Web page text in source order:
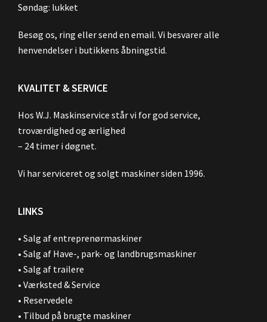
Søndag: lukket
Besøg os, ring eller send en email. Vi besvarer alle
henvendelser i butikkens åbningstid.
KVALITET & SERVICE
Hos W.J. Maskinservice står vi for god service,
troværdighed og ærlighed
– 24 timer i døgnet.
Vi har serviceret og solgt maskiner siden 1996.
LINKS
• Salg af entreprenørmaskiner
• Salg af Have-, park- og landbrugsmaskiner
• Salg af trailere
• Værksted & Service
• Reservedele
• Tilbud på brugte maskiner